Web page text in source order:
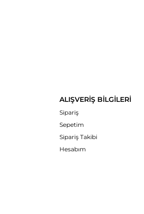
ALIŞVERİŞ BİLGİLERİ
Sipariş
Sepetim
Sipariş Takibi
Hesabım